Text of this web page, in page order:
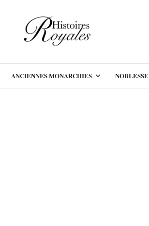
ANCIENNES MONARCHIES NOBLESSE